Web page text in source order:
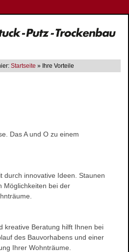
Startseite » Ihre Vorteile
sanierung
Das A und O zu einem
durch innovative Ideen. Staunen
Möglichkeiten bei der
kreative Beratung hilft Ihnen bei
des Bauvorhabens und einer
Ihrer Wohnträume.